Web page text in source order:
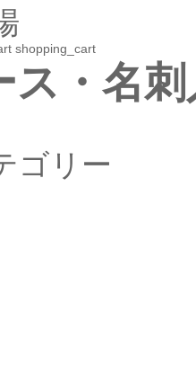
shopping_cart
ス・名
ゴリー